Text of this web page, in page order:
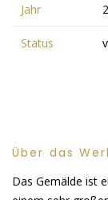
Jahr
Status
Über das
Das Gemälde ist